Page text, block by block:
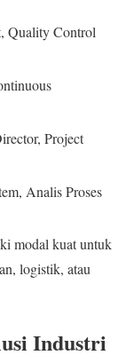
Quality Control
Project
Analis Proses
modal kuat untuk
logistik, atau
Industri